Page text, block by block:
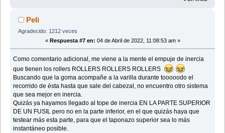
Peli
Agradecido: 1212 veces
« Respuesta #7 en: 04 de Abril de 2022, 11:08:53 am »
Como comentario adicional, me viene a la mente el empuje de inercia
que tienen los rollers ROLLERS ROLLERS ROLLERS
Buscando que la goma acompañe a la varilla durante tooooodo el
recorrido de ésta hasta que sale del cabezal, no encuentro otro sistema
que sea mejor en inercia.
Quizás ya hayamos llegado al tope de inercia EN LA PARTE SUPERIOR
DE UN FUSIL pero no en la parte inferior, en el que quizás haya que
testear más esta parte, para que el taponazo superior sea lo más
instantáneo posible.